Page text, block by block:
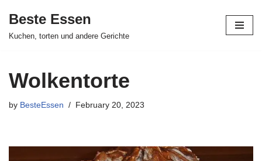
Skip
Beste Essen
Kuchen, torten und andere Gerichte
Wolkentorte
by BesteEssen February 20, 2023